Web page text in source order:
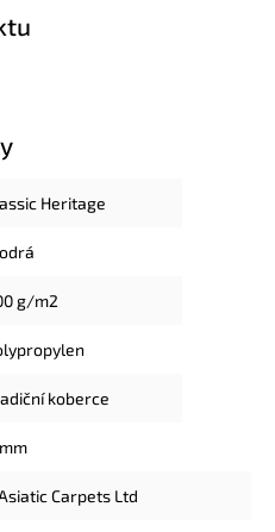
Heritage
g/m2
koberce
Carpets Ltd